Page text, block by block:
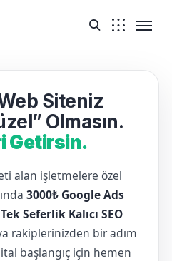
Siteniz
Olmasın.
Getirsin.
alan işletmelere özel
3000₺ Google Ads
Tek Seferlik Kalıcı SEO
rakiplerinizden bir adım
başlangıç için hemen